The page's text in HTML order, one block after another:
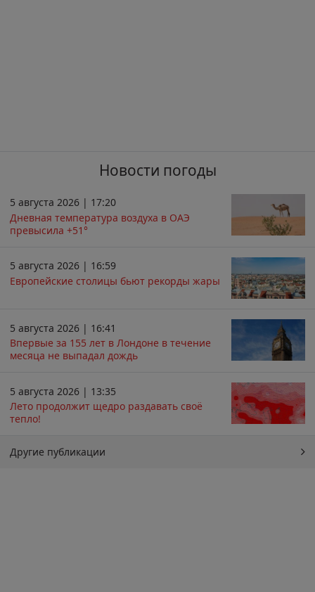
Новости погоды
5 августа 2026 | 17:20
Дневная температура воздуха в ОАЭ
превысила +51°
5 августа 2026 | 16:59
Европейские столицы бьют рекорды жары
5 августа 2026 | 16:41
Впервые за 155 лет в Лондоне в течение
месяца не выпадал дождь
5 августа 2026 | 13:35
Лето продолжит щедро раздавать своё
тепло!
Другие публикации